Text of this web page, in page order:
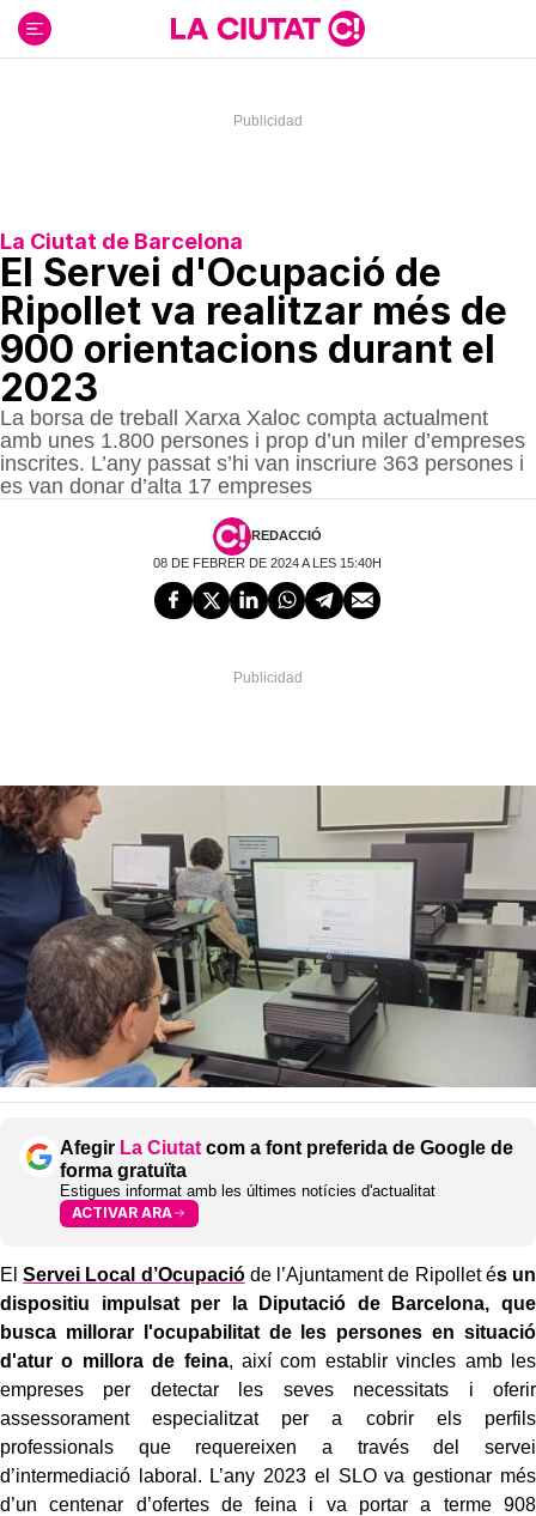
contenido
La Ciutat de Barcelona
El Servei d'Ocupació de
Ripollet va realitzar més de
900 orientacions durant el
2023
La borsa de treball Xarxa Xaloc compta actualment
amb unes 1.800 persones i prop d’un miler d’empreses
inscrites. L’any passat s’hi van inscriure 363 persones i
es van donar d’alta 17 empreses
REDACCIÓ
08 DE FEBRER DE 2024 A LES 15:40H
Afegir La Ciutat com a font preferida de Google de
forma gratuïta
Estigues informat amb les últimes notícies d'actualitat
ACTIVAR ARA
ElServei Local d’Ocupacióde l’Ajuntament de Ripollet és un
dispositiu impulsat per la Diputació de Barcelona, que
busca millorar l'ocupabilitat de les persones en situació
d'atur o millora de feina, així com establir vincles amb les
empreses per detectar les seves necessitats i oferir
assessorament especialitzat per a cobrir els perfils
professionals que requereixen a través del servei
d’intermediació laboral. L’any 2023 el SLO va gestionar més
d’un centenar d’ofertes de feina i va portar a terme 908